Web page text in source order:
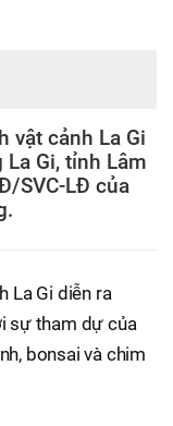
vật cảnh La Gi
Gi, tỉnh Lâm
SVC-LĐ của
La Gi diễn ra
sự tham dự của
bonsai và chim